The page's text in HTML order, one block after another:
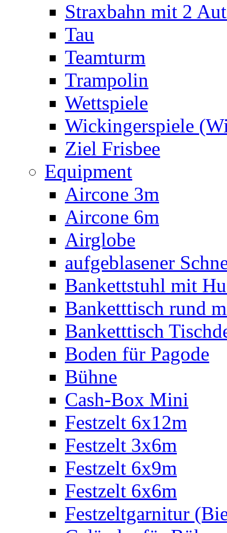
Straxbahn mit 2
Tau
Teamturm
Trampolin
Wettspiele
Wickingerspiele
Ziel Frisbee
Equipment
Aircone 3m
Aircone 6m
Airglobe
aufgeblasener
Bankettstuhl mit
Banketttisch rund
Banketttisch
Boden für Pagode
Bühne
Cash-Box Mini
Festzelt 6x12m
Festzelt 3x6m
Festzelt 6x9m
Festzelt 6x6m
Festzeltgarnitur